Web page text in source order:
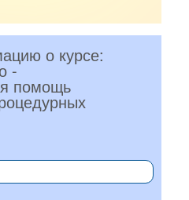
о курсе:
-
помощь